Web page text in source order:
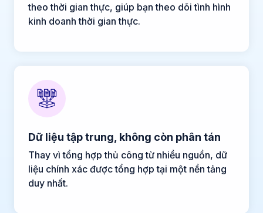
theo thời gian thực, giúp bạn theo dõi tình hình
kinh doanh thời gian thực.
Dữ liệu tập trung, không còn phân tán
Thay vì tổng hợp thủ công từ nhiều nguồn, dữ
liệu chính xác được tổng hợp tại một nền tảng
duy nhất.